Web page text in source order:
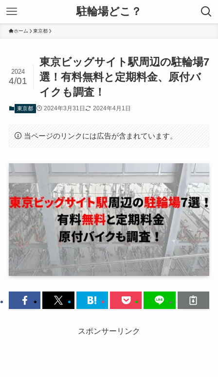
駐輪場どこ？
ホーム 東京都
東京ビッグサイト駅周辺の駐輪場7
選！有料無料と定期料金、原付バ
イクも調査！
2024
4/01
東京都 2024年3月31日 2024年4月1日
当ページのリンクには広告が含まれています。
スポンサーリンク